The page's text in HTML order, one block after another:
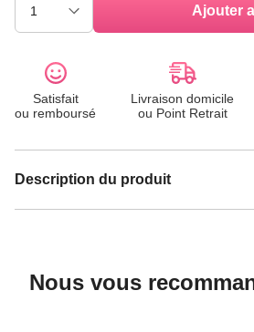
Ajouter
Satisfait
ou remboursé
Livraison domicile
ou Point Retrait
Description du produit
Nous vous